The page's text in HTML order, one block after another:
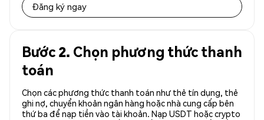
Đăng ký ngay
Bước 2. Chọn phương thức thanh
toán
Chọn các phương thức thanh toán như thẻ tín dụng, thẻ
ghi nợ, chuyển khoản ngân hàng hoặc nhà cung cấp bên
thứ ba để nạp tiền vào tài khoản. Nạp USDT hoặc crypto